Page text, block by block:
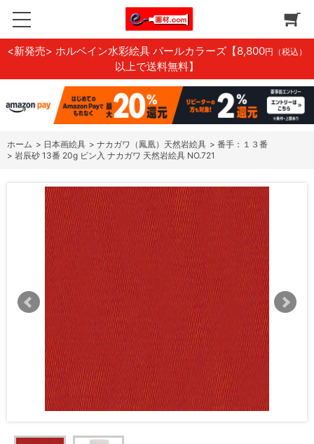
<新発売> ホルベイン水彩絵具 パールカラーズ 【8,800円（税込）
以上で送料無料】
ホーム > 日本画絵具 > ナカガワ（鳳凰）天然岩絵具 > 番手：１３番
> 岩辰砂 13番 20g ビン入 ナカガワ 天然岩絵具 NO.721